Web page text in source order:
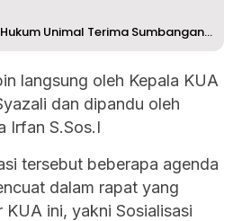
Refugee Centre Fakultas Hukum Unimal Terima Sumbangan dar...
langsung oleh Kepala KUA
dan dipandu oleh
Irfan S.Sos.I
tersebut beberapa agenda
dalam rapat yang
ini, yakni Sosialisasi